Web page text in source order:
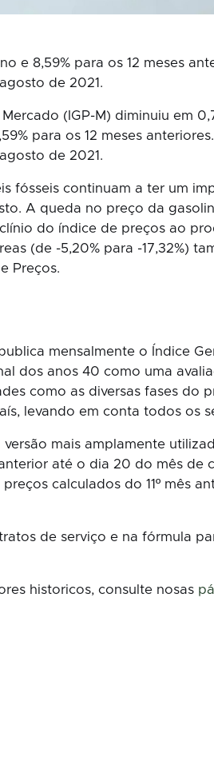
e 8,59% para os 12 meses
de 2021.
(IGP-M) diminuiu em
para os 12 meses
de 2021.
fósseis continuam a ter um
A queda no preço da
do índice de preços ao
(de -5,20% para -17,32%)
Preços.
mensalmente o Índice
dos anos 40 como uma
como as diversas fases do
levando em conta todos os
mais amplamente
até o dia 20 do mês de
calculados do 11º mês
de serviço e na fórmula
historicos, consulte nosas